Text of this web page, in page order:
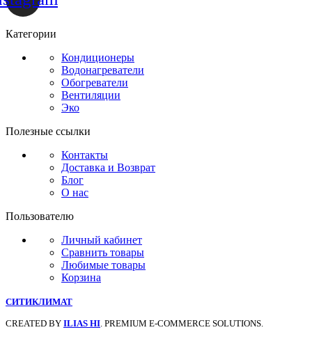
Категории
Кондиционеры
Водонагреватели
Обогреватели
Вентиляции
Эко
Полезные ссылки
Контакты
Доставка и Возврат
Блог
О нас
Пользователю
Личный кабинет
Сравнить товары
Любимые товары
Корзина
СИТИКЛИМАТ
CREATED BY ILIAS HI . PREMIUM E-COMMERCE SOLUTIONS.